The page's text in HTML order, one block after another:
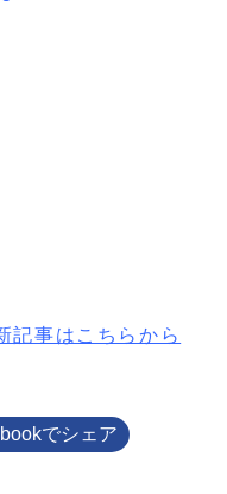
記事はこちらから
でシェア